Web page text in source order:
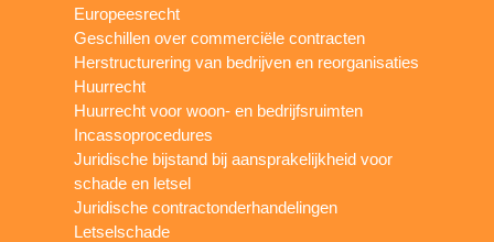
Europeesrecht
Geschillen over commerciële contracten
Herstructurering van bedrijven en reorganisaties
Huurrecht
Huurrecht voor woon- en bedrijfsruimten
Incassoprocedures
Juridische bijstand bij aansprakelijkheid voor
schade en letsel
Juridische contractonderhandelingen
Letselschade